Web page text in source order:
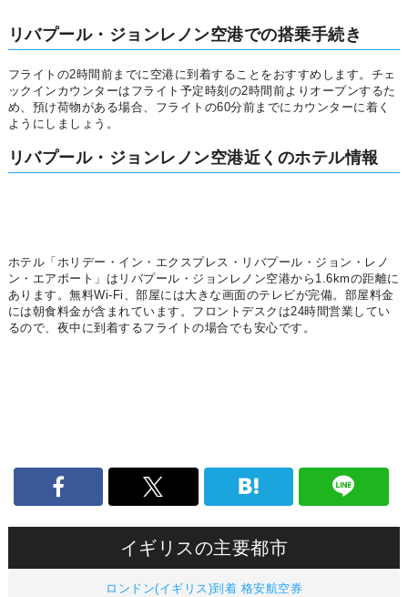
リバプール・ジョンレノン空港での搭乗手続き
フライトの2時間前までに空港に到着することをおすすめします。チェ
ックインカウンターはフライト予定時刻の2時間前よりオープンするた
め、預け荷物がある場合、フライトの60分前までにカウンターに着く
ようにしましょう。
リバプール・ジョンレノン空港近くのホテル情報
ホテル「ホリデー・イン・エクスプレス・リバプール・ジョン・レノ
ン・エアポート」はリバプール・ジョンレノン空港から1.6kmの距離に
あります。無料Wi-Fi、部屋には大きな画面のテレビが完備。部屋料金
には朝食料金が含まれています。フロントデスクは24時間営業してい
るので、夜中に到着するフライトの場合でも安心です。
イギリスの主要都市
ロンドン(イギリス)到着 格安航空券